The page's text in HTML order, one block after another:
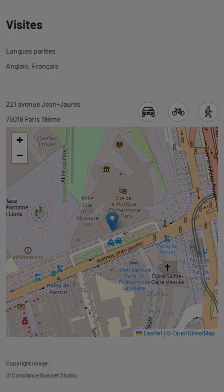
Visites
Langues parlées
Anglais Français
l'onglet
informations
Revenir
à
l'onglet
carte
221 avenue Jean-Jaurès
75019 Paris 19ème
+
−
Leaflet | ©OpenStreetMap
Copyright image:
© Constance Guisset Studio